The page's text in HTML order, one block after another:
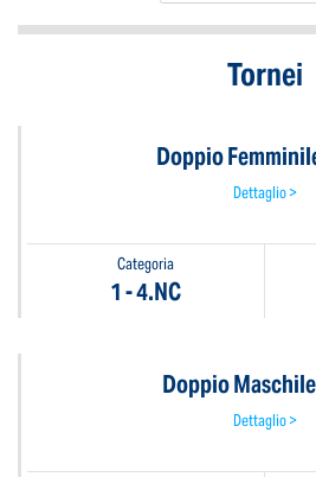
Tornei
Doppio
Dettaglio >
Categoria
1 - 4.NC
Doppio
Dettaglio >